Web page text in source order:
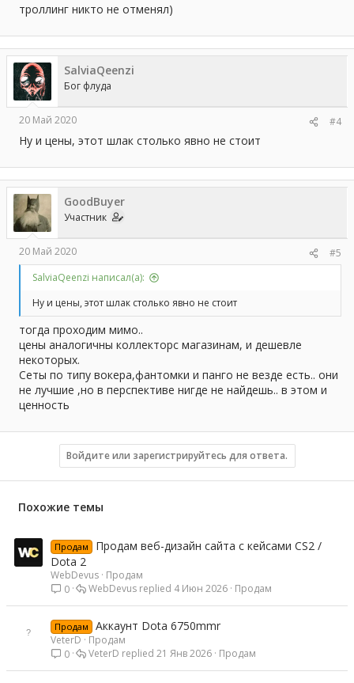
троллинг никто не отменял)
SalviaQeenzi
Бог флуда
20 Май 2020 #4
Ну и цены, этот шлак столько явно не стоит
GoodBuyer
Участник
20 Май 2020
#5
SalviaQeenzi написал(а):
Ну и цены, этот шлак столько явно не стоит
тогда проходим мимо..
цены аналогичны коллекторс магазинам, и дешевле
некоторых.
Сеты по типу вокера,фантомки и панго не везде есть.. они
не лучшие ,но в перспективе нигде не найдешь.. в этом и
ценность
Войдите или зарегистрируйтесь для ответа.
Похожие темы
Продам
Продам веб-дизайн сайта с кейсами CS2 /
Dota 2
WebDevus Продам
0
Продам
4 Июн 2026
WebDevus
Продам Аккаунт Dota 6750mmr
VeterD
Продам
0
Продам
21 Янв 2026
VeterD